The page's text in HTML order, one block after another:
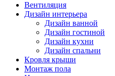
Вентиляция
Дизайн интерьера
Дизайн ванной
Дизайн гостиной
Дизайн кухни
Дизайн спальни
Кровля крыши
Монтаж пола